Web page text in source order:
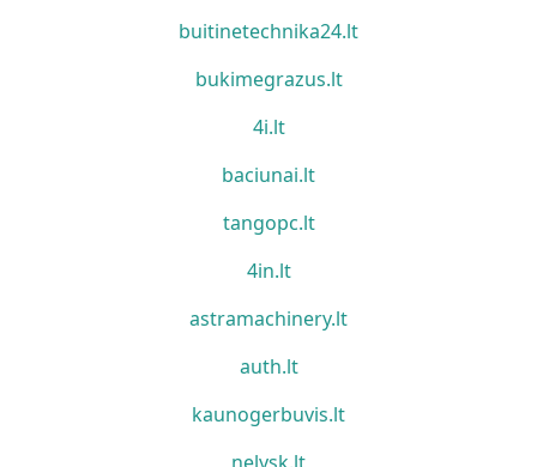
buitinetechnika24.lt
bukimegrazus.lt
4i.lt
baciunai.lt
tangopc.lt
4in.lt
astramachinery.lt
auth.lt
kaunogerbuvis.lt